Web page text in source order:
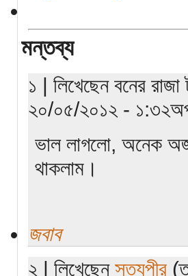
মন্তব্য
১ | লিখেছেন বনের রাজা
২০/০৫/২০১২ -
ভাল লাগলো, অনেক
থাকলাম।
জবাব
২ | লিখেছেন সত্যপীর